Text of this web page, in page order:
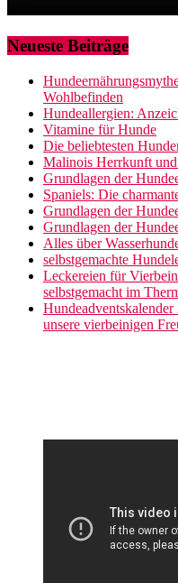
Neueste Beiträge
Wohlbefinden
Hundeallergien:
Vitamine für Hunde
Die beliebtesten
Malinois Herrkunft
Grundlagen der
Spaniels: Die
Grundlagen der
Grundlagen der
Alles über
selbstgemachte
Leckereien für
selbstgemacht im
unsere vierbeinigen